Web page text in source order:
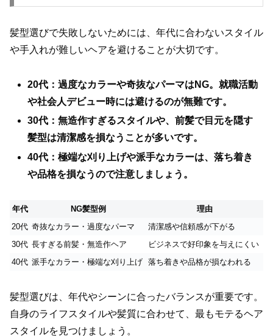
髪型選びで失敗しないためには、年代に合わないスタイル
や手入れが難しいヘアを避けることが大切です。
20代：過度なカラーや奇抜なパーマはNG。就職活動
や社会人デビュー時には避けるのが無難です。
30代：無造作すぎるスタイルや、前髪で目元を隠す
髪型は清潔感を損なうことが多いです。
40代：極端な刈り上げや派手なカラーは、落ち着き
や品格を損なうので注意しましょう。
年代 NG髪型例
理由
20代 奇抜なカラー・過度なパーマ
清潔感や信頼感が下がる
30代 長すぎる前髪・無造作ヘア
ビジネスで好印象を与えにくい
40代 派手なカラー・極端な刈り上げ 落ち着きや品格が損なわれる
髪型選びは、年代やシーンに合ったバランスが重要です。
自身のライフスタイルや髪質に合わせて、最もモテるヘア
スタイルを見つけましょう。